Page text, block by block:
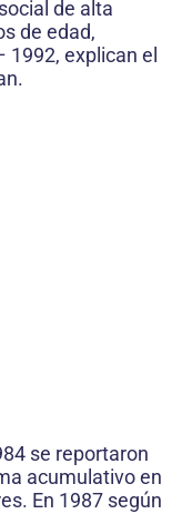
de alta
de edad,
1992, explican el
se reportaron
acumulativo en
En 1987 según